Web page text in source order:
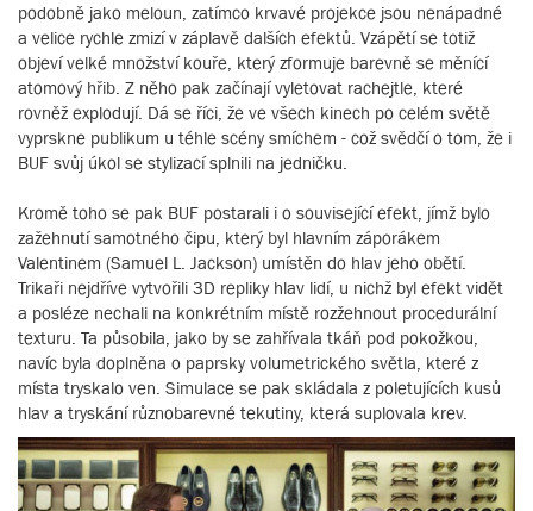
podobně jako meloun, zatímco krvavé projekce jsou nenápadné
a velice rychle zmizí v záplavě dalších efektů. Vzápětí se totiž
objeví velké množství kouře, který zformuje barevně se měnící
atomový hřib. Z něho pak začínají vyletovat rachejtle, které
rovněž explodují. Dá se říci, že ve všech kinech po celém světě
vyprskne publikum u téhle scény smíchem - což svědčí o tom, že i
BUF svůj úkol se stylizací splnili na jedničku.
Kromě toho se pak BUF postarali i o související efekt, jímž bylo
zažehnutí samotného čipu, který byl hlavním záporákem
Valentinem (Samuel L. Jackson) umístěn do hlav jeho obětí.
Trikaři nejdříve vytvořili 3D repliky hlav lidí, u nichž byl efekt vidět
a posléze nechali na konkrétním místě rozžehnout procedurální
texturu. Ta působila, jako by se zahřívala tkáň pod pokožkou,
navíc byla doplněna o paprsky volumetrického světla, které z
místa tryskalo ven. Simulace se pak skládala z poletujících kusů
hlav a tryskání různobarevné tekutiny, která suplovala krev.